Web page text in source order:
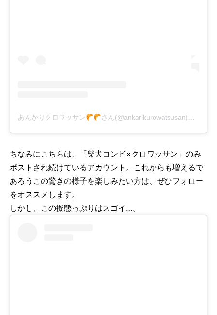
あんかりクロワッサン さん(@ankarikurowatsusan)がシェアした投稿
ちなみにこちらは、「柴犬コンビ×クロワッサン」のみ
ポストされ続けているアカウント。これからも増えるで
あろうこの驚きの様子を楽しみたい方は、ぜひフォロー
をオススメします。
しかし、この擬態っぷりはスゴイ…。